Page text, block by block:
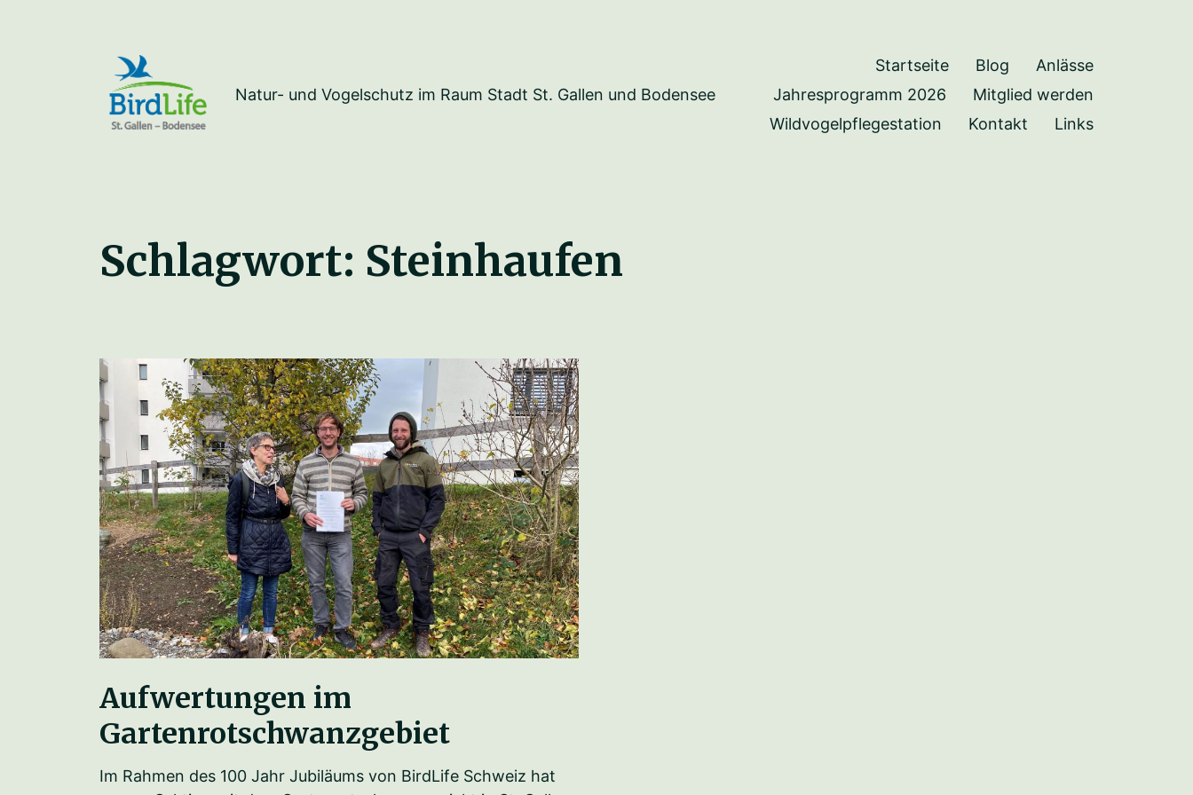
Natur- und Vogelschutz im Raum Stadt St. Gallen und Bodensee
Startseite Blog
Anlässe
Jahresprogramm 2026
Mitglied werden
Wildvogelpflegestation
Kontakt Links
Schlagwort: Steinhaufen
Aufwertungen im
Gartenrotschwanzgebiet
Im Rahmen des 100 Jahr Jubiläums von BirdLife Schweiz hat